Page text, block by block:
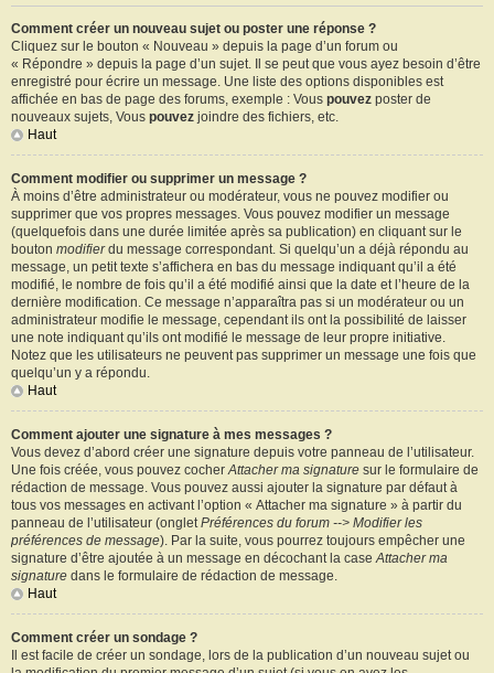
Comment créer un nouveau sujet ou poster une réponse ?
Cliquez sur le bouton « Nouveau » depuis la page d’un forum ou
« Répondre » depuis la page d’un sujet. Il se peut que vous ayez besoin d’être
enregistré pour écrire un message. Une liste des options disponibles est
affichée en bas de page des forums, exemple : Vous pouvez poster de
nouveaux sujets, Vous pouvez joindre des fichiers, etc.
Haut
Comment modifier ou supprimer un message ?
À moins d’être administrateur ou modérateur, vous ne pouvez modifier ou
supprimer que vos propres messages. Vous pouvez modifier un message
(quelquefois dans une durée limitée après sa publication) en cliquant sur le
bouton modifierdu message correspondant. Si quelqu’un a déjà répondu au
message, un petit texte s’affichera en bas du message indiquant qu’il a été
modifié, le nombre de fois qu’il a été modifié ainsi que la date et l’heure de la
dernière modification. Ce message n’apparaîtra pas si un modérateur ou un
administrateur modifie le message, cependant ils ont la possibilité de laisser
une note indiquant qu’ils ont modifié le message de leur propre initiative.
Notez que les utilisateurs ne peuvent pas supprimer un message une fois que
quelqu’un y a répondu.
Haut
Comment ajouter une signature à mes messages ?
Vous devez d’abord créer une signature depuis votre panneau de l’utilisateur.
Une fois créée, vous pouvez cocherAttacher ma signature sur le formulaire de
rédaction de message. Vous pouvez aussi ajouter la signature par défaut à
tous vos messages en activant l’option « Attacher ma signature » à partir du
panneau de l’utilisateur (ongletPréférences du forum --> Modifier les
préférences de message). Par la suite, vous pourrez toujours empêcher une
signature d’être ajoutée à un message en décochant la caseAttacher ma
signature dans le formulaire de rédaction de message.
Haut
Comment créer un sondage ?
Il est facile de créer un sondage, lors de la publication d’un nouveau sujet ou